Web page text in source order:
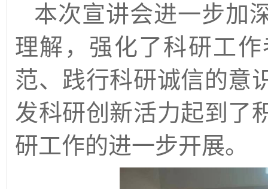
本次宣讲会进一步加
理解，强化了科研工
范、践行科研诚信的意
发科研创新活力起到了
研工作的进一步开展。